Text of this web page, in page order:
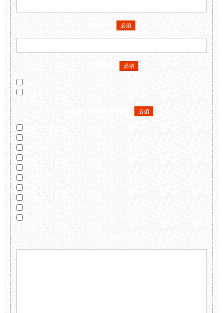
電話番号 必須
必須
相談
必須
増築・改築
トイレリフォーム
お風呂リフォーム
玄関リフォーム
一部屋リフォーム
その他
お問い合せ内容